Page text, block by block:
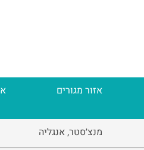
אזור מגורים
מנצ׳סטר, אנגליה